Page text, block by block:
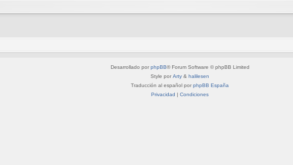
Desarrollado por phpBB® Forum Software © phpBB Limited
Style por Arty & halilesen
Traducción al español por phpBB España
Privacidad | Condiciones